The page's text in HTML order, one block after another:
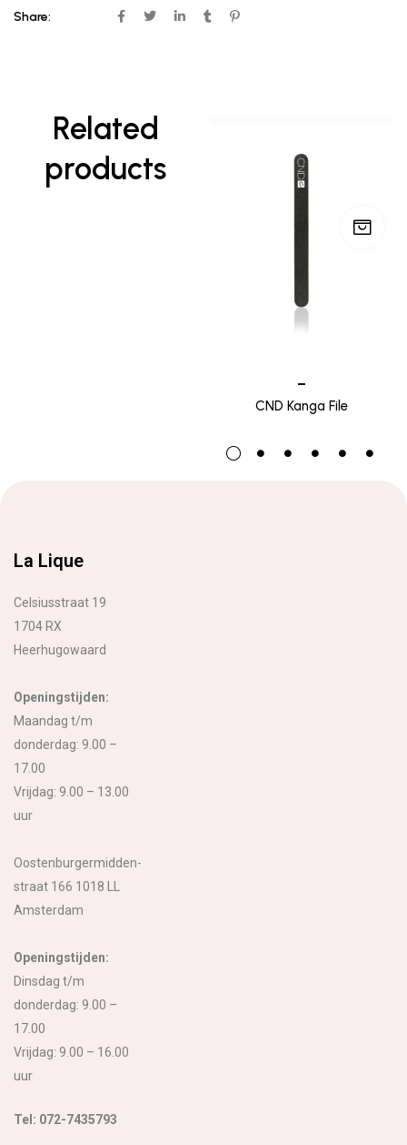
Share:
Related
products
–
CND Kanga File
La Lique
Celsiusstraat 19
1704 RX
Heerhugowaard
Openingstijden:
Maandag t/m
donderdag: 9.00 –
17.00
Vrijdag: 9.00 – 13.00
uur
Oostenburgermidden-
straat 166 1018 LL
Amsterdam
Openingstijden:
Dinsdag t/m
donderdag: 9.00 –
17.00
Vrijdag: 9.00 – 16.00
uur
Tel: 072-7435793